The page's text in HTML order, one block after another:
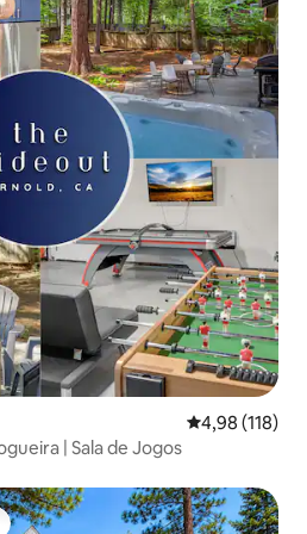
4,98 de uma
4,98 (118)
| Sala de Jogos